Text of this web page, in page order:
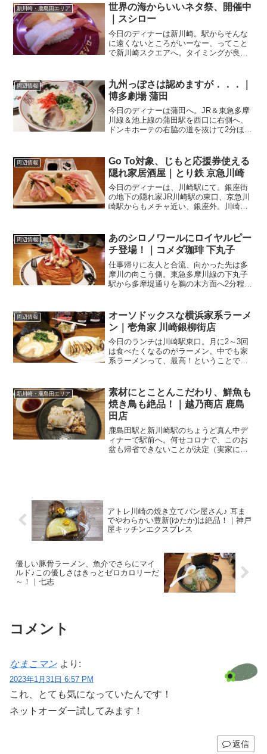
新川崎・鹿島田エリア
世界の海からいいネタ祭、開催中
｜スシロー
今日のディナーは新川崎。駅からそんな
に遠くないところがいーなー、ってこと
で新川崎スクエアへ。タイミングが良か
さん関連ランキング：回転寿司 | 新川崎
駅、鹿島田駅新川...
周辺情報
九州っぽさは認めますが．．．｜
博多劇場 蒲田
今日のディナーは蒲田へ。JR＆東急多摩
川線＆池上線の蒲田駅を西口に右側へ、
ドンキホーテの右脇の道を抜けて2分ほど
る提灯が飾られています。その名の通
り、博多屋台をイメ...
周辺情報
Go To対象、じもと応援券使える
隠れ家居酒屋｜とり鉄 京急川崎
今日のディナーは、川崎駅にて。銀座街
の地下の隠れ家JR川崎駅の東口、京急川
崎駅からもメチャ近い、銀座外。川崎
店関連ランキング：居酒屋 | 京急川崎
駅、川崎駅とんか...
周辺情報
あのシロノワールにロイヤルピー
チ登場！｜コメダ珈琲 下丸子
仕事帰りに友人と合流、向かった先は多
摩川の向こう側。東急多摩川線の下丸子
駅から多摩堤通りを鵜の木方面へ2分程行
時間まで無料になるので、とても便利で
す。名古屋と言えば...
周辺情報
オーソドックスな横浜家系ラーメ
ン｜壱角家 川崎銀柳街店
今日のランチは川崎駅東口。月に2～3回
は食べたくなるのがラーメン。中でも家
系ラーメンって、最高！ということで、
る店舗です。入口は狭く、中に入って
も、細長いつくり。入...
新川崎・鹿島田エリア
素材にとことんこだわり、鮮魚も
焼き鳥も絶品！｜越乃商店 鹿島
田店
鹿島田駅と新川崎駅のちょうど真ん中デ
ィナーで駅前へ。何せコロナで、このお
盆も帰省できないことが決定（実家にも
アトレ川崎の焼き立てパン屋さん♪ 耳ま
でやわらかい豊新(ゆたか)は絶品！｜神戸
屋キッチンエクスプレス
優しい豚骨ラーメン、魚介でさらにマイ
ルド♪この優しさはきっとゼロカロリーだ
～！｜七志
コメント
なまこマン より:
2023年1月31日 6:57 PM
これ、とても気になっていたんです！
ネットオーダー試してみます！
返信